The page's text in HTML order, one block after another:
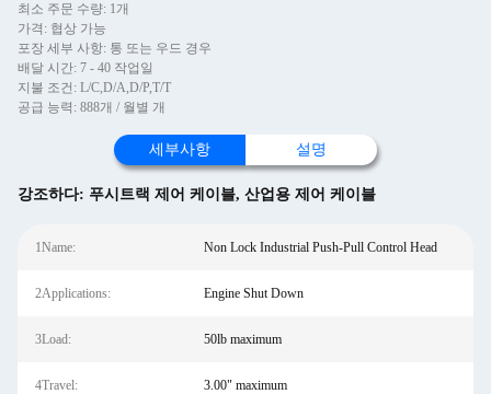
최소 주문 수량: 1개
가격: 협상 가능
포장 세부 사항: 통 또는 우드 경우
배달 시간: 7 - 40 작업일
지불 조건: L/C,D/A,D/P,T/T
공급 능력: 888개 / 월별 개
세부사항 설명
강조하다: 푸시트랙 제어 케이블, 산업용 제어 케이블
1Name: Non Lock Industrial Push-Pull Control Head
2Applications: Engine Shut Down
3Load: 50lb maximum
4Travel: 3.00" maximum